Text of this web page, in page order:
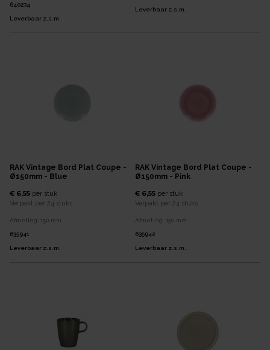
640234
Leverbaar z.s.m.
Leverbaar z.s.m.
RAK Vintage Bord Plat Coupe -
Ø150mm - Blue
€ 6,55 per stuk
Verpakt per 24 stuks
Afmeting: 150 mm
635941
Leverbaar z.s.m.
RAK Vintage Bord Plat Coupe -
Ø150mm - Pink
€ 6,55 per stuk
Verpakt per 24 stuks
Afmeting: 150 mm
635942
Leverbaar z.s.m.